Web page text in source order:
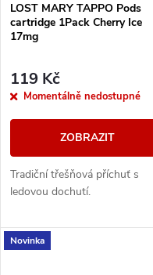
LOST MARY TAPPO Pods
cartridge 1Pack Cherry Ice
17mg
119 Kč
Momentálně nedostupné
ZOBRAZIT
Tradiční třešňová příchuť s
ledovou dochutí.
Novinka